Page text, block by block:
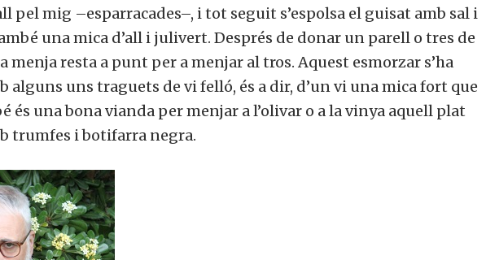
pel mig –esparracades–, i tot seguit s’espolsa el guisat amb sal i
una mica d’all i julivert. Després de donar un parell o tres de
menja resta a punt per a menjar al tros. Aquest esmorzar s’ha
alguns uns traguets de vi felló, és a dir, d’un vi una mica fort que
és una bona vianda per menjar a l’olivar o a la vinya aquell plat
trumfes i botifarra negra.